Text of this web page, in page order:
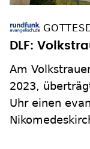
DLF:
Am
2023,
Uhr einen